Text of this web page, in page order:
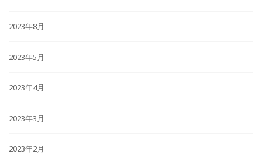
2023年8月
2023年5月
2023年4月
2023年3月
2023年2月